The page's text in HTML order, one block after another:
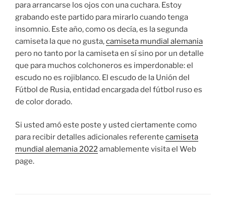
para arrancarse los ojos con una cuchara. Estoy
grabando este partido para mirarlo cuando tenga
insomnio. Este año, como os decía, es la segunda
camiseta la que no gusta,camiseta mundial alemania
pero no tanto por la camiseta en sí sino por un detalle
que para muchos colchoneros es imperdonable: el
escudo no es rojiblanco. El escudo de la Unión del
Fútbol de Rusia, entidad encargada del fútbol ruso es
de color dorado.
Si usted amó este poste y usted ciertamente como
para recibir detalles adicionales referente camiseta
mundial alemania 2022amablemente visita el Web
page.